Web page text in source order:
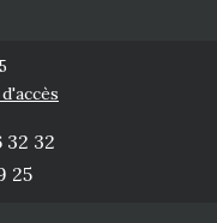
32 32
25